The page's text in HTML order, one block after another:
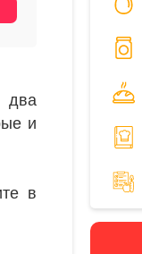
два
и
в